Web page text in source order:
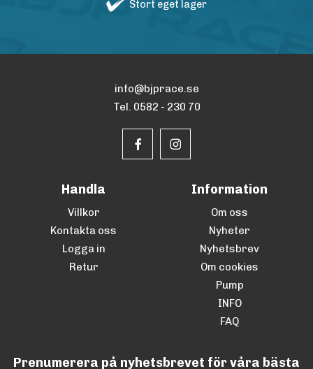
Stort eget lager
info@bjprace.se
Tel. 0582 - 230 70
Handla
Villkor
Kontakta oss
Logga in
Retur
Information
Om oss
Nyheter
Nyhetsbrev
Om cookies
Pump
INFO
FAQ
Prenumerera på nyhetsbrevet för våra bästa